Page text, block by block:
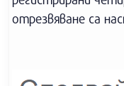
отрезвяване са